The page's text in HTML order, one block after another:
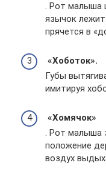
. Рот малыша
язычок
прячется в
«Хоботок».
Губы
имитируя
«Хомячок»
. Рот малыша
положение
воздух